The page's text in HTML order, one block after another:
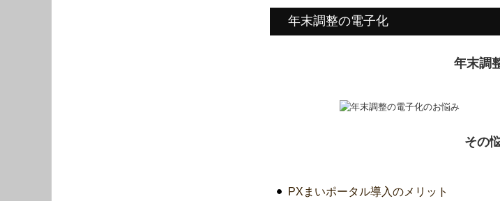
年末調整の電子化
年末調
その
PXまいポータル導入のメリット